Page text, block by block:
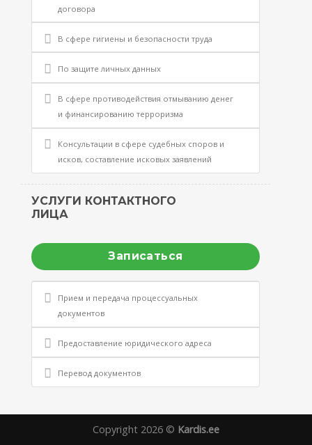
договора
В сфере гигиены и безопасности труда
По защите личных данных
В сфере противодействия отмыванию денег
и финансированию терроризма
Консультации в сфере судебных споров и
исков, составление исковых заявлений
УСЛУГИ КОНТАКТНОГО
ЛИЦА
Записаться
Прием и передача процессуальных
документов
Предоставление юридического адреса
Перевод документов
Copyright 2026 © Kardis.ee